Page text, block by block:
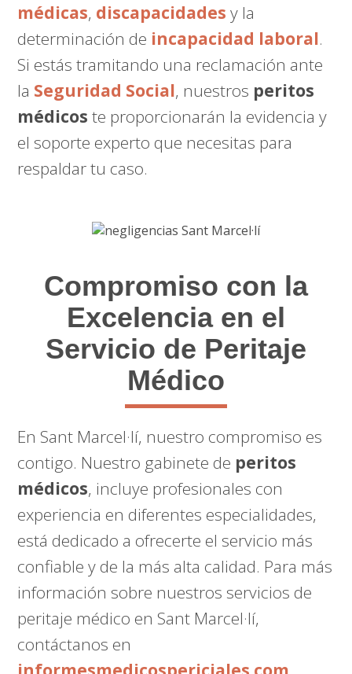
médicas, discapacidades y la
determinación de incapacidad laboral.
Si estás tramitando una reclamación ante
la Seguridad Social, nuestros peritos
médicos te proporcionarán la evidencia y
el soporte experto que necesitas para
respaldar tu caso.
Compromiso con la
Excelencia en el
Servicio de Peritaje
Médico
En Sant Marcel·lí, nuestro compromiso es
contigo. Nuestro gabinete de peritos
médicos, incluye profesionales con
experiencia en diferentes especialidades,
está dedicado a ofrecerte el servicio más
confiable y de la más alta calidad. Para más
información sobre nuestros servicios de
peritaje médico en Sant Marcel·lí,
contáctanos en